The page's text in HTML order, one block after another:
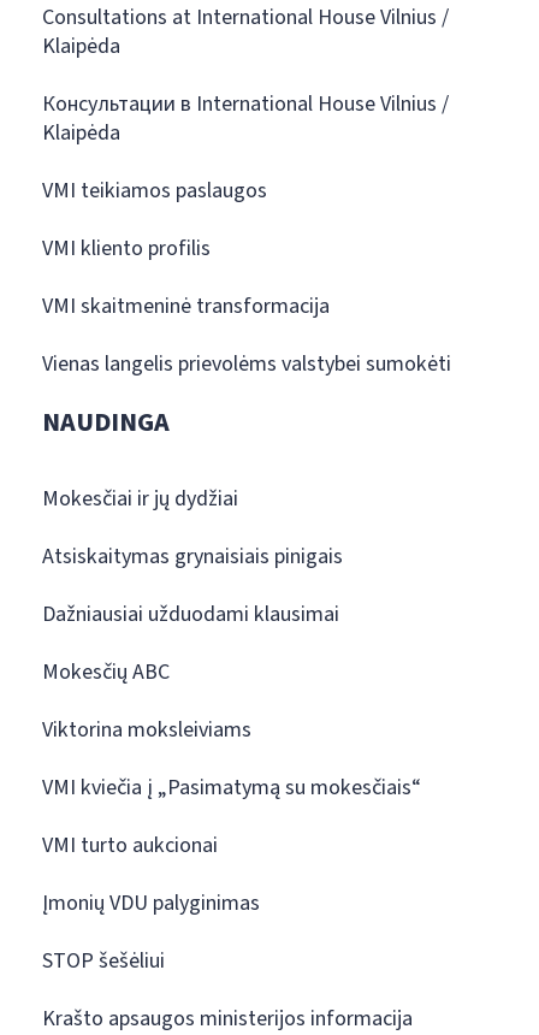
Consultations at International House Vilnius /
Klaipėda
Консультации в International House Vilnius /
Klaipėda
VMI teikiamos paslaugos
VMI kliento profilis
VMI skaitmeninė transformacija
Vienas langelis prievolėms valstybei sumokėti
NAUDINGA
Mokesčiai ir jų dydžiai
Atsiskaitymas grynaisiais pinigais
Dažniausiai užduodami klausimai
Mokesčių ABC
Viktorina moksleiviams
VMI kviečia į „Pasimatymą su mokesčiais“
VMI turto aukcionai
Įmonių VDU palyginimas
STOP šešėliui
Krašto apsaugos ministerijos informacija